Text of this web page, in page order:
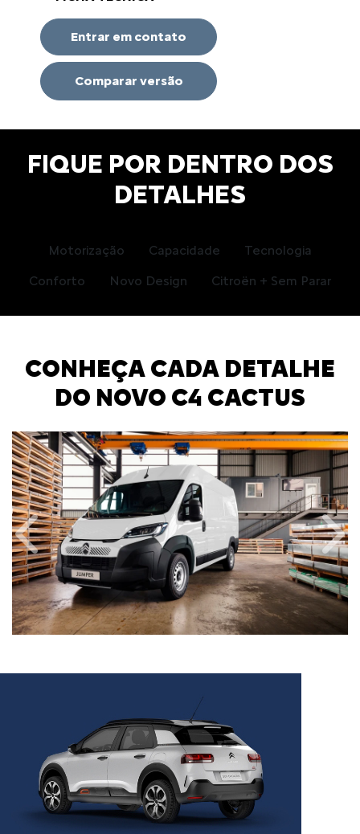
Entrar em contato
Comparar versão
FIQUE POR DENTRO DOS
DETALHES
Motorização Capacidade
Tecnologia
Conforto
Novo Design Citroën + Sem Parar
CONHEÇA CADA DETALHE
DO NOVO C4 CACTUS
Anterior